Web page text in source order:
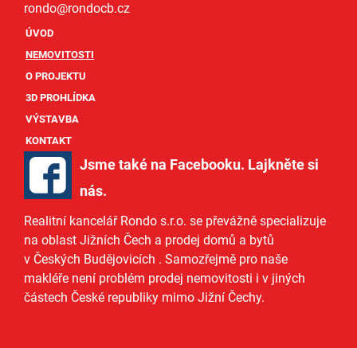
rondo@rondocb.cz
ÚVOD
NEMOVITOSTI
O PROJEKTU
3D PROHLÍDKA
VÝSTAVBA
KONTAKT
Jsme také na Facebooku. Lajkněte si
nás.
Realitní kancelář Rondo s.r.o. se převážně specializuje
na oblast Jižních Čech a prodej domů a bytů
v Českých Budějovicích . Samozřejmě pro naše
makléře není problém prodej nemovitosti i v jiných
částech České republiky mimo Jižní Čechy.